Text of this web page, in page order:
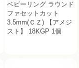
ベビーリング ラウンド
ファセットカット
3.5mm(ＣＺ) 【アメジ
スト】 18KGP 1個